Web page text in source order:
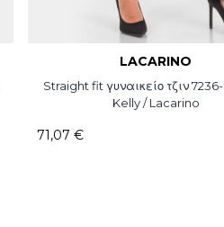
LACARINO
Straight fit γυναικείο τζιν
Kelly / Lacarino
71,07 €